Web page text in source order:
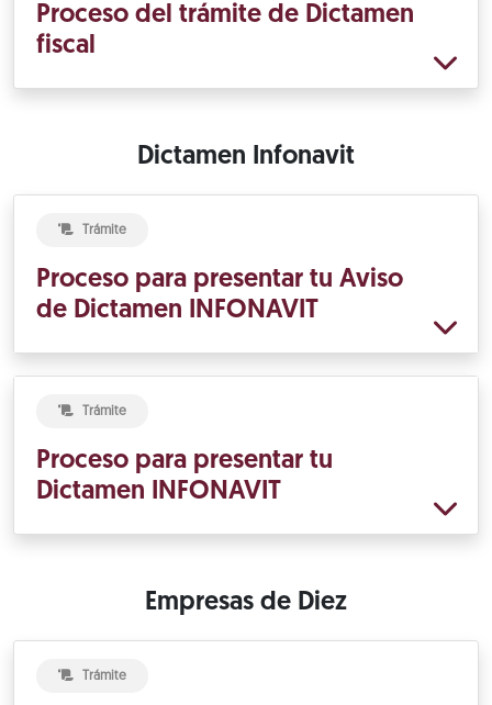
Proceso del trámite de Dictamen
fiscal
Dictamen Infonavit
Trámite
Proceso para presentar tu Aviso
de Dictamen INFONAVIT
Trámite
Proceso para presentar tu
Dictamen INFONAVIT
Empresas de Diez
Trámite